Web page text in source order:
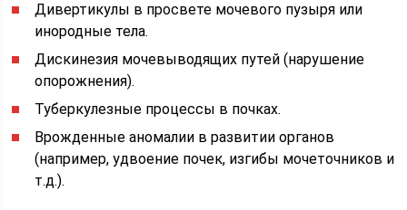
Дивертикулы в просвете мочевого пузыря или
инородные тела.
Дискинезия мочевыводящих путей (нарушение
опорожнения).
Туберкулезные процессы в почках.
Врожденные аномалии в развитии органов
(например, удвоение почек, изгибы мочеточников и
т.д.).